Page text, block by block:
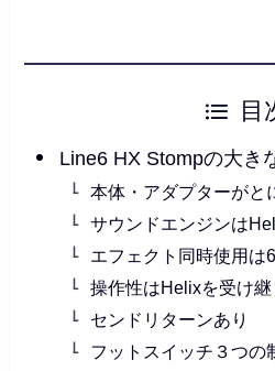
目
Line6 HX Stompの大き
本体・アダプターがと
サウンドエンジンは
エフェクト同時使用は
操作性はHelixを受け継
センドリターンあり
フットスイッチ３つの